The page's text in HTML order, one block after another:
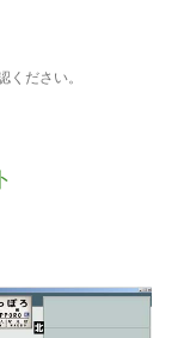
ださい。